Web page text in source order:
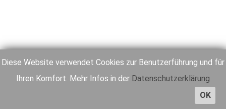
Diese Website verwendet Cookies zur Benutzerführung und für
Ihren Komfort. Mehr Infos in der Datenschutzerklärung
OK